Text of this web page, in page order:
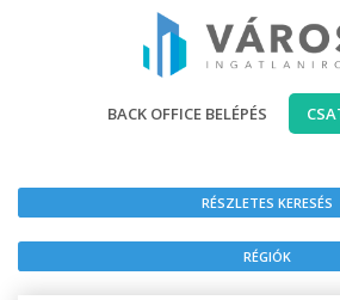
BACK OFFICE BELÉPÉS
RÉSZLETES KERESÉS
RÉGIÓK